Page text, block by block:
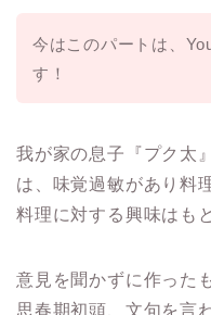
今はこのパートは、
す！
我が家の息子『プク太
は、味覚過敏があり料
料理に対する興味はも
意見を聞かずに作った
思春期初頭、文句を言